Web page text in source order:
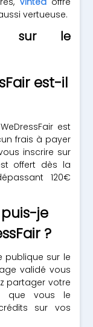
vertueuse.
sur le
est-il
est
frais à payer
inscrire sur
offert dès la
120€
je
?
publique sur le
validé vous
partager votre
que vous le
sur vos